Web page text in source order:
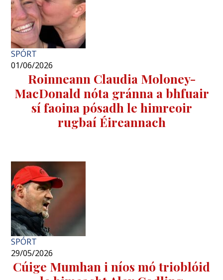
SPÓRT
01/06/2026
Roinneann Claudia Moloney-
MacDonald nóta gránna a bhfuair
sí faoina pósadh le himreoir
rugbaí Éireannach
SPÓRT
29/05/2026
Cúige Mumhan i níos mó trioblóid